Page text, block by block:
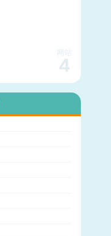
网站
4